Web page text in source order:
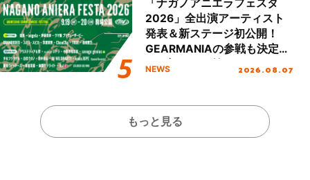
「ナガノアニエラフェスタ
2026」全出演アーティスト
発表＆新ステージ初公開！
GEARMANIAの参戦も決定
し、初となる第3ステージの
NEWS 2026.08.07
もっと見る